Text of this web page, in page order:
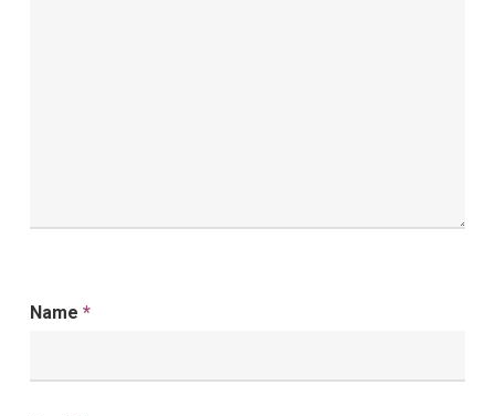
Name *